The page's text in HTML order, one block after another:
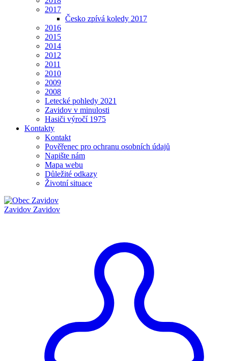
2017
Česko zpívá koledy 2017
2016
2015
2014
2012
2011
2010
2009
2008
Letecké pohledy 2021
Zavidov v minulosti
Hasiči výročí 1975
Kontakty
Kontakt
Pověřenec pro ochranu osobních údajů
Napište nám
Mapa webu
Důležité odkazy
Životní situace
Zavidov Zavidov